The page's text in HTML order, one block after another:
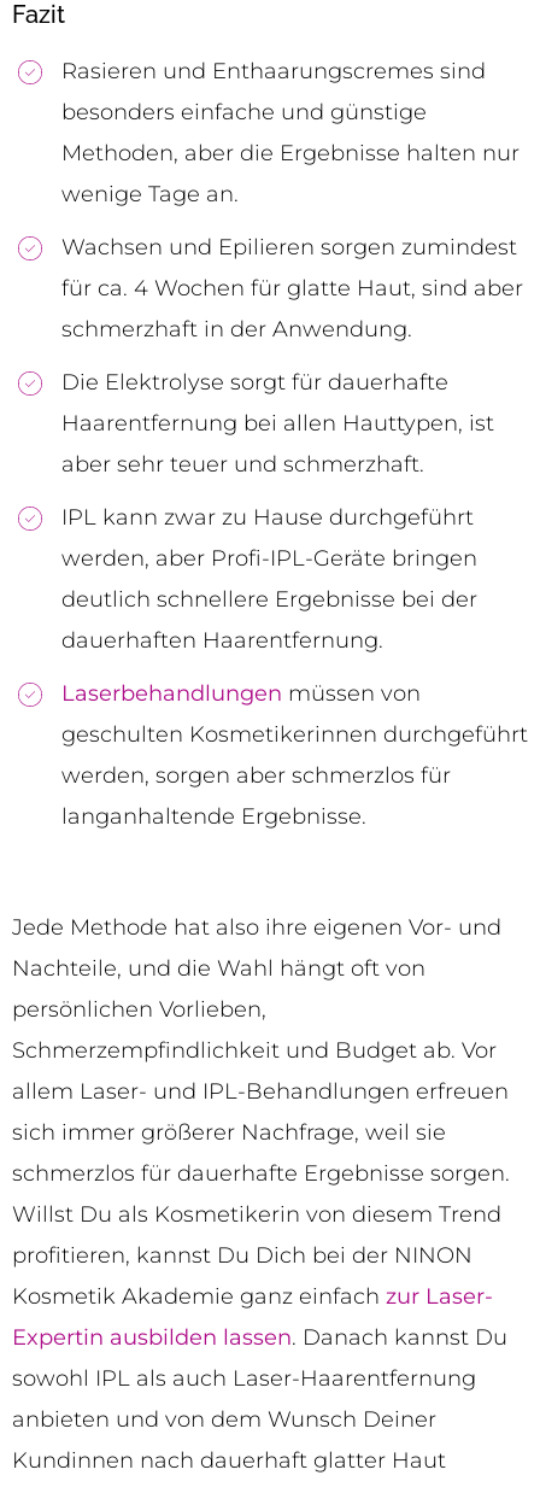
Fazit
Rasieren und Enthaarungscremes sind
besonders einfache und günstige
Methoden, aber die Ergebnisse halten nur
wenige Tage an.
Wachsen und Epilieren sorgen zumindest
für ca. 4 Wochen für glatte Haut, sind aber
schmerzhaft in der Anwendung.
Die Elektrolyse sorgt für dauerhafte
Haarentfernung bei allen Hauttypen, ist
aber sehr teuer und schmerzhaft.
IPL kann zwar zu Hause durchgeführt
werden, aber Profi-IPL-Geräte bringen
deutlich schnellere Ergebnisse bei der
dauerhaften Haarentfernung.
Laserbehandlungen müssen von
geschulten Kosmetikerinnen durchgeführt
werden, sorgen aber schmerzlos für
langanhaltende Ergebnisse.
Jede Methode hat also ihre eigenen Vor- und
Nachteile, und die Wahl hängt oft von
persönlichen Vorlieben,
Schmerzempfindlichkeit und Budget ab. Vor
allem Laser- und IPL-Behandlungen erfreuen
sich immer größerer Nachfrage, weil sie
schmerzlos für dauerhafte Ergebnisse sorgen.
Willst Du als Kosmetikerin von diesem Trend
profitieren, kannst Du Dich bei der NINON
Kosmetik Akademie ganz einfach zur Laser-
Expertin ausbilden lassen. Danach kannst Du
sowohl IPL als auch Laser-Haarentfernung
anbieten und von dem Wunsch Deiner
Kundinnen nach dauerhaft glatter Haut